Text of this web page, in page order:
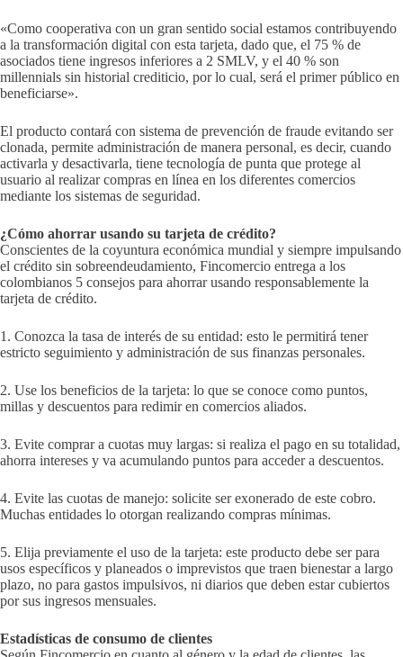
«Como cooperativa con un gran sentido social estamos contribuyendo
a la transformación digital con esta tarjeta, dado que, el 75 % de
asociados tiene ingresos inferiores a 2 SMLV, y el 40 % son
millennials sin historial crediticio, por lo cual, será el primer público en
beneficiarse».
El producto contará con sistema de prevención de fraude evitando ser
clonada, permite administración de manera personal, es decir, cuando
activarla y desactivarla, tiene tecnología de punta que protege al
usuario al realizar compras en línea en los diferentes comercios
mediante los sistemas de seguridad.
¿Cómo ahorrar usando su tarjeta de crédito?
Conscientes de la coyuntura económica mundial y siempre impulsando
el crédito sin sobreendeudamiento, Fincomercio entrega a los
colombianos 5 consejos para ahorrar usando responsablemente la
tarjeta de crédito.
1. Conozca la tasa de interés de su entidad: esto le permitirá tener
estricto seguimiento y administración de sus finanzas personales.
2. Use los beneficios de la tarjeta: lo que se conoce como puntos,
millas y descuentos para redimir en comercios aliados.
3. Evite comprar a cuotas muy largas: si realiza el pago en su totalidad,
ahorra intereses y va acumulando puntos para acceder a descuentos.
4. Evite las cuotas de manejo: solicite ser exonerado de este cobro.
Muchas entidades lo otorgan realizando compras mínimas.
5. Elija previamente el uso de la tarjeta: este producto debe ser para
usos específicos y planeados o imprevistos que traen bienestar a largo
plazo, no para gastos impulsivos, ni diarios que deben estar cubiertos
por sus ingresos mensuales.
Estadísticas de consumo de clientes